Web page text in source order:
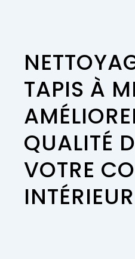
TAPIS À
QUALITÉ
VOTRE
INTÉRIEUR